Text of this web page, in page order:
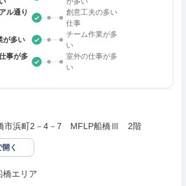
ル通り
創意工夫の多い
仕事
が多い
チーム作業が多
い
事が多
室外の仕事が多
い
市浜町2－4－7　MFLP船橋Ⅲ　2階
く
橋エリア